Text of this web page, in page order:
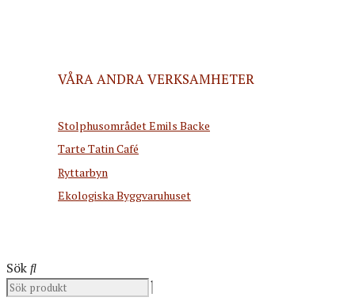
VÅRA ANDRA VERKSAMHETER
Stolphusområdet Emils Backe
Tarte Tatin Café
Ryttarbyn
Ekologiska Byggvaruhuset
Sök